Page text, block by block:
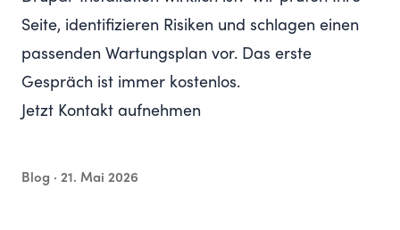
Seite, identifizieren Risiken und schlagen einen
passenden Wartungsplan vor. Das erste
Gespräch ist immer kostenlos.
Jetzt Kontakt aufnehmen
Blog · 21. Mai 2026